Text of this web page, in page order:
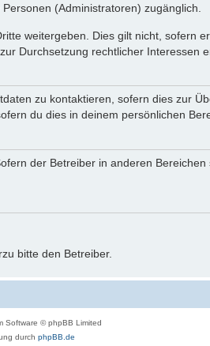
(Administratoren) zugänglich.
weitergeben. Dies gilt nicht, sofern
Durchsetzung rechtlicher Interessen
zu kontaktieren, sofern dies zur
du dies in deinem persönlichen
der Betreiber in anderen
bitte den Betreiber.
Software © phpBB Limited
durch phpBB.de